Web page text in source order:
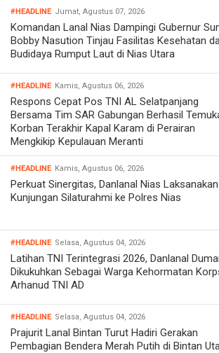
#HEADLINE Jumat, Agustus 07, 2026
Komandan Lanal Nias Dampingi Gubernur
Bobby Nasution Tinjau Fasilitas Kesehatan
Budidaya Rumput Laut di Nias Utara
#HEADLINE Kamis, Agustus 06, 2026
Respons Cepat Pos TNI AL Selatpanjang
Bersama Tim SAR Gabungan Berhasil
Korban Terakhir Kapal Karam di Perairan
Mengkikip Kepulauan Meranti
#HEADLINE Kamis, Agustus 06, 2026
Perkuat Sinergitas, Danlanal Nias Laksanakan
Kunjungan Silaturahmi ke Polres Nias
#HEADLINE Selasa, Agustus 04, 2026
Latihan TNI Terintegrasi 2026, Danlanal Dumai
Dikukuhkan Sebagai Warga Kehormatan
Arhanud TNI AD
#HEADLINE Selasa, Agustus 04, 2026
Prajurit Lanal Bintan Turut Hadiri Gerakan
Pembagian Bendera Merah Putih di Bintan